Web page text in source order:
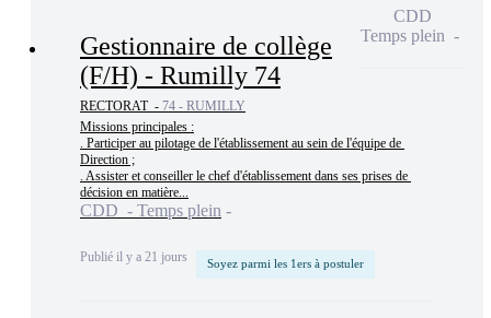
Gestionnaire de collège
(F/H) - Rumilly 74
RECTORAT - 74 - RUMILLY
Missions principales :
. Participer au pilotage de l'établissement au sein de l'équipe de
Direction ;
. Assister et conseiller le chef d'établissement dans ses prises de
décision en matière...
CDD - Temps plein
Publié il y a 21 jours Soyez parmi les 1ers à postuler
CDD
Temps plein